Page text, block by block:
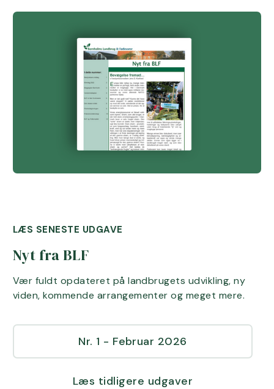
LÆS SENESTE UDGAVE
Nyt fra BLF
Vær fuldt opdateret på landbrugets udvikling, ny
viden, kommende arrangementer og meget mere.
Nr. 1 - Februar 2026
Læs tidligere udgaver